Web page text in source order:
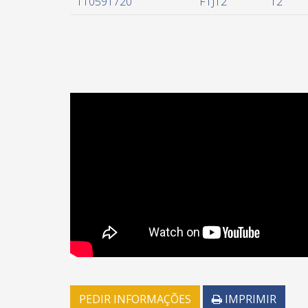
PEDIR INFORMAÇÕES IMPRIMIR